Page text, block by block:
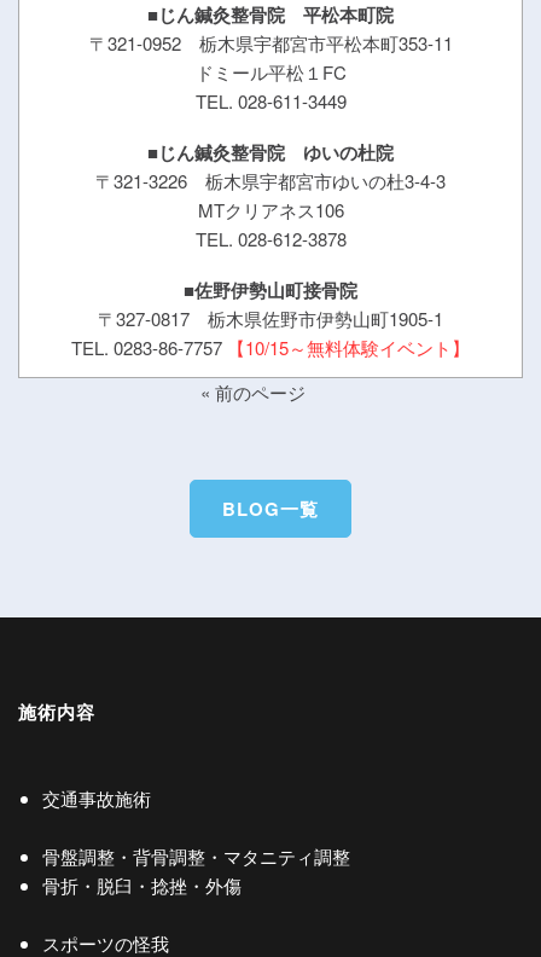
■じん鍼灸整骨院 平松本町院
〒321-0952 栃木県宇都宮市平松本町353-11
ドミール平松１FC
TEL. 028-611-3449
■じん鍼灸整骨院 ゆいの杜院
〒321-3226 栃木県宇都宮市ゆいの杜3-4-3
MTクリアネス106
TEL. 028-612-3878
■佐野伊勢山町接骨院
〒327-0817 栃木県佐野市伊勢山町1905-1
TEL. 0283-86-7757
【10/15～無料体験イベント】
« 前のページ
BLOG一覧
施術内容
交通事故施術
骨盤調整・背骨調整・マタニティ調整
骨折・脱臼・捻挫・外傷
スポーツの怪我